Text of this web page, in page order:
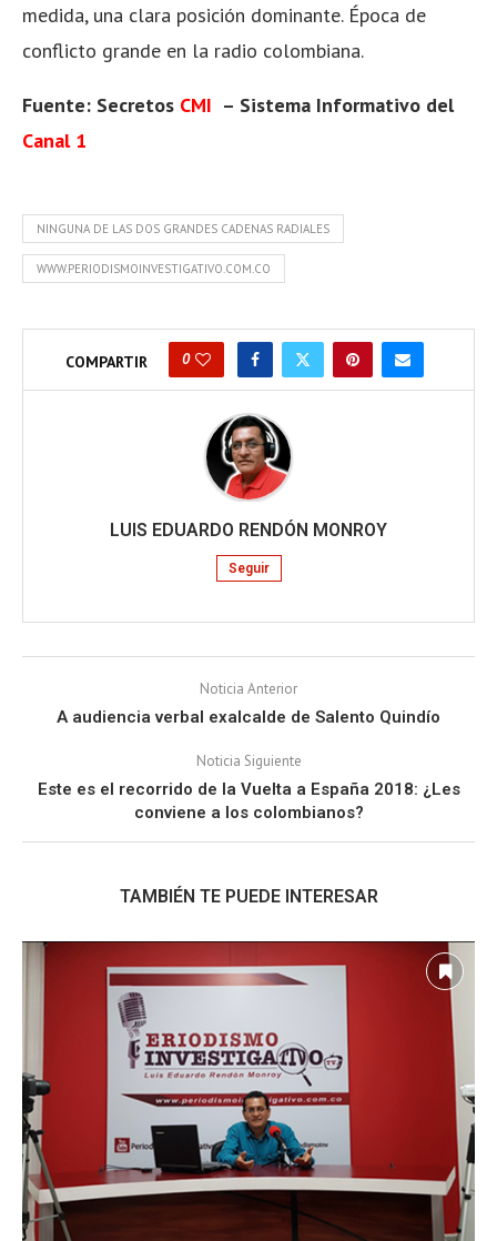
medida, una clara posición dominante. Época de
conflicto grande en la radio colombiana.
Fuente: Secretos CMI – Sistema Informativo del
Canal 1
NINGUNA DE LAS DOS GRANDES CADENAS RADIALES
WWW.PERIODISMOINVESTIGATIVO.COM.CO
COMPARTIR 0
LUIS EDUARDO RENDÓN MONROY
Seguir
Noticia Anterior
A audiencia verbal exalcalde de Salento Quindío
Noticia Siguiente
Este es el recorrido de la Vuelta a España 2018: ¿Les
conviene a los colombianos?
TAMBIÉN TE PUEDE INTERESAR